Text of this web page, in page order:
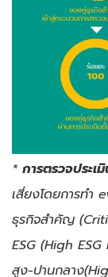
* การตรวจประเ
เสี่ยงโดยการทำ
ธุรกิจสำคัญ (
ESG (High ESG
สูง-ปานกลาง(